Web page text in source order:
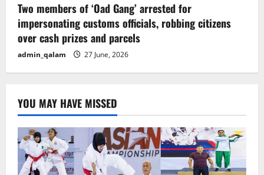
Two members of ‘Oad Gang’ arrested for
impersonating customs officials, robbing citizens
over cash prizes and parcels
admin_qalam 27 June, 2026
YOU MAY HAVE MISSED